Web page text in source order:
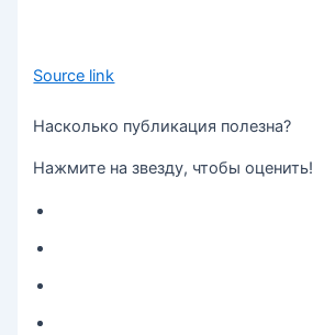
Source link
Насколько публикация полезна?
Нажмите на звезду, чтобы оценить!